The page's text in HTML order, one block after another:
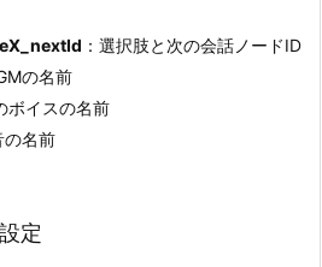
：選択肢と次の会話ノードID
の名前
ボイスの名前
の名前
定